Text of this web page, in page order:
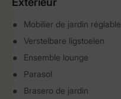
Mobilier de jardin réglable
Verstelbare ligstoelen
Ensemble lounge
Parasol
Brasero de jardin